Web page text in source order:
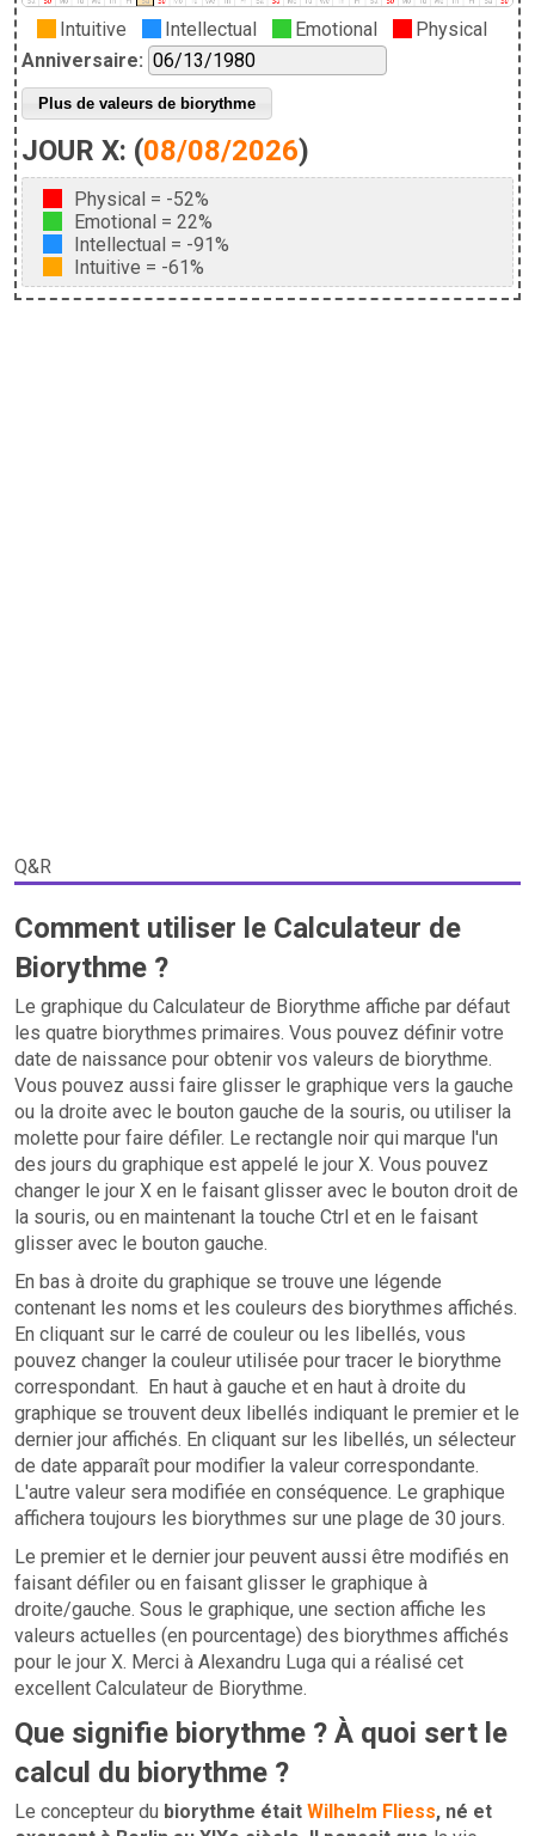
Intuitive Intellectual Emotional
Physical
Anniversaire:
Plus de valeurs de biorythme
JOUR X: (08/08/2026)
Physical = -52%
Emotional = 22%
Intellectual = -91%
Intuitive = -61%
Q&R
Comment utiliser le Calculateur de
Biorythme ?
Le graphique du Calculateur de Biorythme affiche par défaut
les quatre biorythmes primaires. Vous pouvez définir votre
date de naissance pour obtenir vos valeurs de biorythme.
Vous pouvez aussi faire glisser le graphique vers la gauche
ou la droite avec le bouton gauche de la souris, ou utiliser la
molette pour faire défiler. Le rectangle noir qui marque l'un
des jours du graphique est appelé le jour X. Vous pouvez
changer le jour X en le faisant glisser avec le bouton droit de
la souris, ou en maintenant la touche Ctrl et en le faisant
glisser avec le bouton gauche.
En bas à droite du graphique se trouve une légende
contenant les noms et les couleurs des biorythmes affichés.
En cliquant sur le carré de couleur ou les libellés, vous
pouvez changer la couleur utilisée pour tracer le biorythme
correspondant. En haut à gauche et en haut à droite du
graphique se trouvent deux libellés indiquant le premier et le
dernier jour affichés. En cliquant sur les libellés, un sélecteur
de date apparaît pour modifier la valeur correspondante.
L'autre valeur sera modifiée en conséquence. Le graphique
affichera toujours les biorythmes sur une plage de 30 jours.
Le premier et le dernier jour peuvent aussi être modifiés en
faisant défiler ou en faisant glisser le graphique à
droite/gauche. Sous le graphique, une section affiche les
valeurs actuelles (en pourcentage) des biorythmes affichés
pour le jour X. Merci à Alexandru Luga qui a réalisé cet
excellent Calculateur de Biorythme.
Que signifie biorythme ? À quoi sert le
calcul du biorythme ?
Le concepteur du biorythme était Wilhelm Fliess, né et